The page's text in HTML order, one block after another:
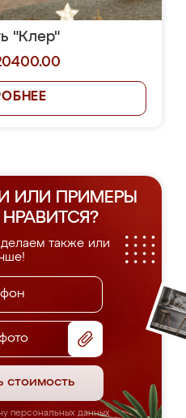
"Клер"
ИЛИ ПРИМЕРЫ
НРАВИТСЯ?
также или
стоимость
персональных данных